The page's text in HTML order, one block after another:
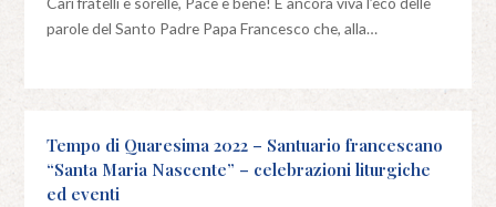
parole del Santo Padre Papa Francesco che, alla…
Tempo di Quaresima 2022 – Santuario francescano
“Santa Maria Nascente” – celebrazioni liturgiche
ed eventi